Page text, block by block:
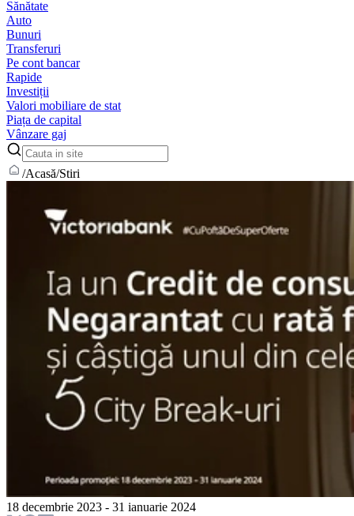
Sănătate
Auto
Bunuri
Transferuri
Pe cont bancar
Rapide
Investiții
Valori mobiliare de stat
Piața de capital
Vânzare gaj
/Acasă/Stiri
18 decembrie 2023 - 31 ianuarie 2024